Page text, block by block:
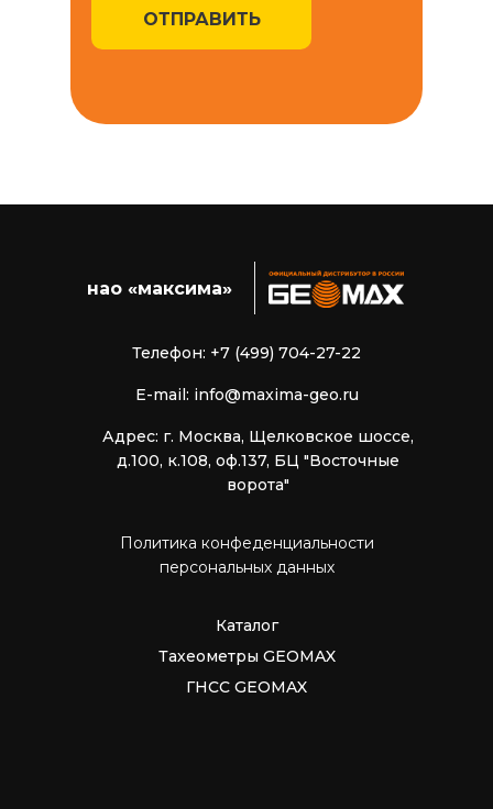
ОТПРАВИТЬ
нао «максима»
Телефон: +7 (499) 704-27-22
E-mail: info@maxima-geo.ru
Адрес: г. Москва, Щелковское шоссе,
д.100, к.108, оф.137, БЦ "Восточные
ворота"
Политика конфеденциальности
персональных данных
Каталог
Тахеометры GEOMAX
ГНСС GEOMAX